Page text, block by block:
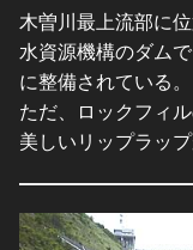
木曽川最上流部に
水資源機構のダム
に整備されている。
ただ、ロックフィ
美しいリップラッ